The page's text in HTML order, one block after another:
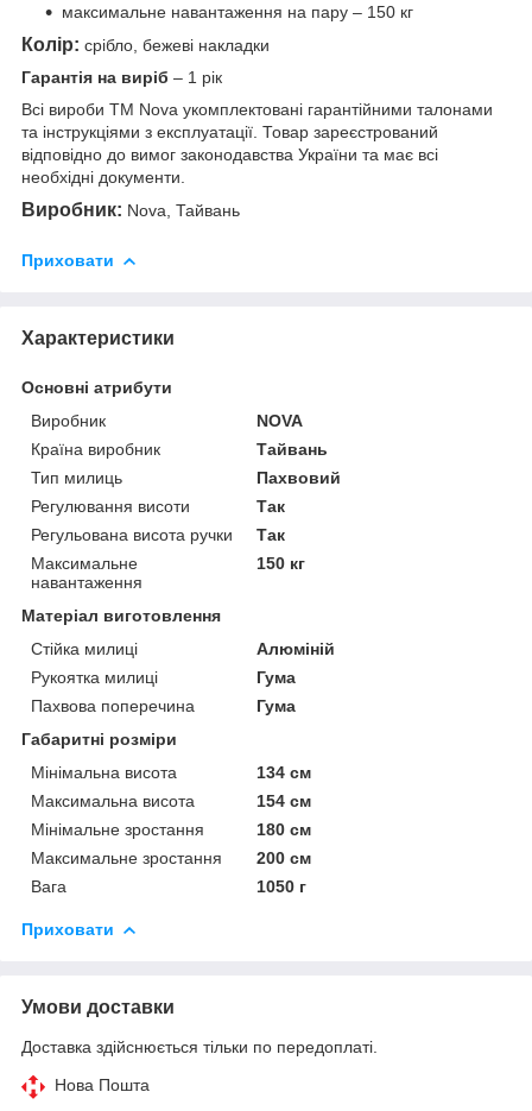
максимальне навантаження на пару – 150 кг
Колір: срібло, бежеві накладки
Гарантія на виріб – 1 рік
Всі вироби ТМ Nova укомплектовані гарантійними талонами
та інструкціями з експлуатації. Товар зареєстрований
відповідно до вимог законодавства України та має всі
необхідні документи.
Виробник: Nova, Тайвань
Приховати
Характеристики
Основні атрибути
Виробник
NOVA
Країна виробник
Тайвань
Тип милиць
Пахвовий
Регулювання висоти
Так
Регульована висота ручки
Так
Максимальне
навантаження
150 кг
Матеріал виготовлення
Стійка милиці
Алюміній
Рукоятка милиці
Гума
Пахвова поперечина
Гума
Габаритні розміри
Мінімальна висота
134 см
Максимальна висота
154 см
Мінімальне зростання
180 см
Максимальне зростання
200 см
Вага
1050 г
Приховати
Умови доставки
Доставка здійснюється тільки по передоплаті.
Нова Пошта